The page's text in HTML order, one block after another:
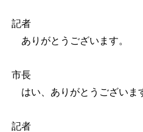
記者
ありがとうございます。
市長
はい、ありがとうございま
記者